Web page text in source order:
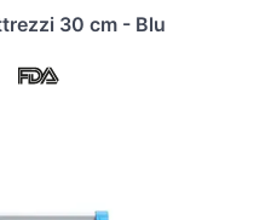
30 cm - Blu